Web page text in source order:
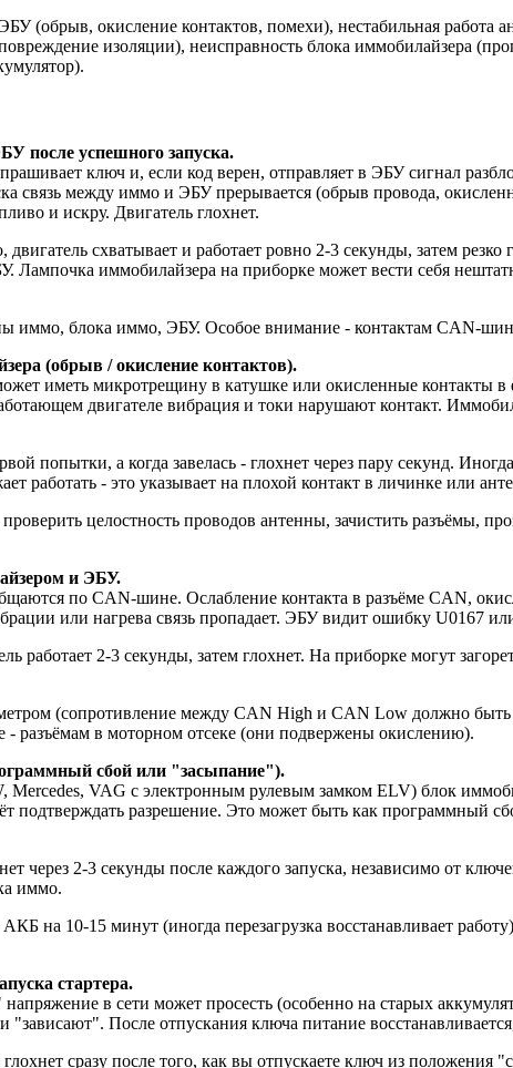
(обрыв, окисление контактов, помехи), нестабильная
изоляции), неисправность блока иммобилайзера
после успешного запуска.
ключ и, если код верен, отправляет в ЭБУ сигнал
связь между иммо и ЭБУ прерывается (обрыв провода,
и искру. Двигатель глохнет.
двигатель схватывает и работает ровно 2-3 секунды, затем
Лампочка иммобилайзера на приборке может вести себя
иммо, блока иммо, ЭБУ. Особое внимание - контактам CAN-
(обрыв / окисление контактов).
иметь микротрещину в катушке или окисленные
двигателе вибрация и токи нарушают контакт.
попытки, а когда завелась - глохнет через пару секунд.
работать - это указывает на плохой контакт в личинке или
целостность проводов антенны, зачистить разъёмы,
и ЭБУ.
по CAN-шине. Ослабление контакта в разъёме CAN,
или нагрева связь пропадает. ЭБУ видит ошибку U0167
работает 2-3 секунды, затем глохнет. На приборке могут
(сопротивление между CAN High и CAN Low должно быть
разъёмам в моторном отсеке (они подвержены окислению).
сбой или "засыпание").
Mercedes, VAG с электронным рулевым замком ELV) блок
подтверждать разрешение. Это может быть как программный
через 2-3 секунды после каждого запуска, независимо от
иммо.
на 10-15 минут (иногда перезагрузка восстанавливает
стартера.
в сети может просесть (особенно на старых
После отпускания ключа питание
глохнет сразу после того, как вы отпускаете ключ из